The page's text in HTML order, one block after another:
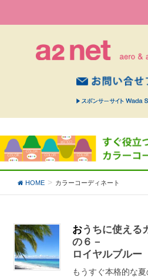
HOME カラーコーディネート
おうちに使えるカラーあれこれ －そ
の６－
ロイヤルブルー
もうすぐ本格的な